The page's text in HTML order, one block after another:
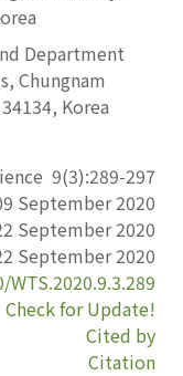
Department
Chungnam
Korea
9(3):289-297
September 2020
September 2020
September 2020
WTS.2020.9.3.289
Check for Update!
Cited by
Citation